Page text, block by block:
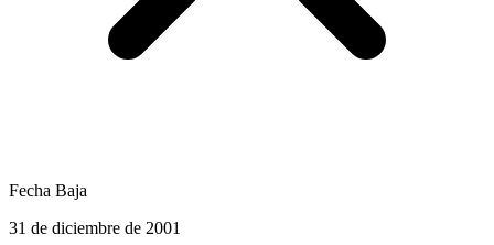
Fecha Baja
31 de diciembre de 2001